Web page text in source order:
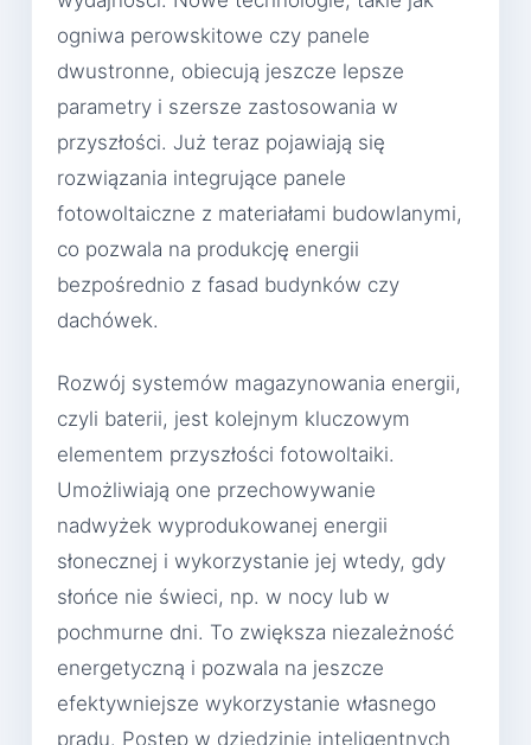
ogniwa perowskitowe czy panele
dwustronne, obiecują jeszcze lepsze
parametry i szersze zastosowania w
przyszłości. Już teraz pojawiają się
rozwiązania integrujące panele
fotowoltaiczne z materiałami budowlanymi,
co pozwala na produkcję energii
bezpośrednio z fasad budynków czy
dachówek.
Rozwój systemów magazynowania energii,
czyli baterii, jest kolejnym kluczowym
elementem przyszłości fotowoltaiki.
Umożliwiają one przechowywanie
nadwyżek wyprodukowanej energii
słonecznej i wykorzystanie jej wtedy, gdy
słońce nie świeci, np. w nocy lub w
pochmurne dni. To zwiększa niezależność
energetyczną i pozwala na jeszcze
efektywniejsze wykorzystanie własnego
prądu. Postęp w dziedzinie inteligentnych